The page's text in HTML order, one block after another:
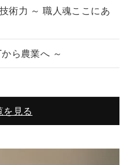
術力 ～ 職人魂ここにあ
ら農業へ ～
を見る